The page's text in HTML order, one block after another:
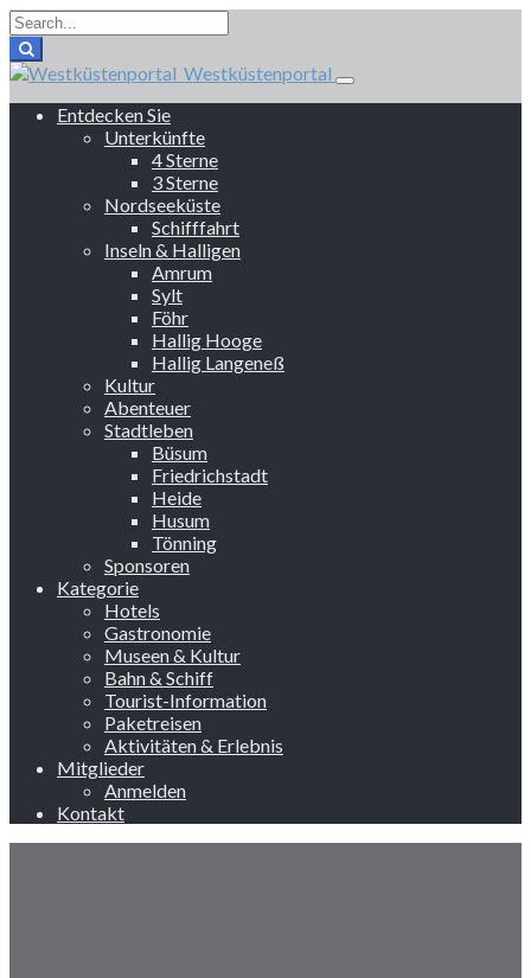
Westküstenportal
Entdecken Sie
Unterkünfte
4 Sterne
3 Sterne
Nordseeküste
Schifffahrt
Inseln & Halligen
Amrum
Sylt
Föhr
Hallig Hooge
Hallig Langeneß
Kultur
Abenteuer
Stadtleben
Büsum
Friedrichstadt
Heide
Husum
Tönning
Sponsoren
Kategorie
Hotels
Gastronomie
Museen & Kultur
Bahn & Schiff
Tourist-Information
Paketreisen
Aktivitäten & Erlebnis
Mitglieder
Anmelden
Kontakt